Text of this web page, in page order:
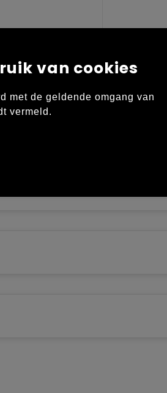
fashioned: gebreid in de
in 1x1 ribboord.
van cookies
met de geldende omgang van
vermeld.